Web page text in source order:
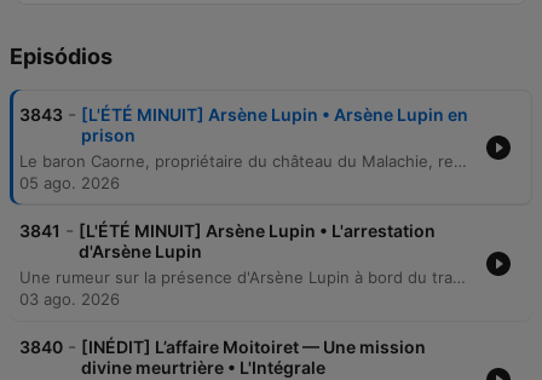
Episódios
3843 - [L'ÉTÉ MINUIT] Arsène Lupin • Arsène Lupin en
prison
Le baron Caorne, propriétaire du château du Malachie, reçoit une lettre de menace signée Arsène Lupin lui réclamant ses plus précieux objets d'art. Malgré le scepticisme initial de l'inspecteur Ganimard, une surveillance est mise en place pour protéger la collection. Après une nuit de surveillance infructueuse, les trésors sont dérobés. Bien qu'incarcéré, Lupin révèle à Ganimard son plan ingénieux ayant permis la restitution des objets via un intermédiaire et une transaction confirmée par un message caché dans un œuf, avant d'annoncer son intention de ne pas assister à son propre procès.
05 ago. 2026
3841 - [L'ÉTÉ MINUIT] Arsène Lupin • L'arrestation
d'Arsène Lupin
Une rumeur sur la présence d'Arsène Lupin à bord du transatlantique Provence sème le trouble parmi les passagers. Entre dépêches mystérieuses et vols de bijoux, l'enquête mène à la suspicion de Monsieur Rosen, tandis que Lupin multiplie les prouesses humoristiques. L'épisode culmine avec l'arrestation de Lupin par le policier Ganimard. Le dénouement révèle que le butin était dissimulé dans un appareil photo, une preuve finalement détruite par Miss Nelly pour protéger le gentleman cambrioleur.
03 ago. 2026
3840 - [INÉDIT] L’affaire Moitoiret — Une mission
divine meurtrière • L'Intégrale